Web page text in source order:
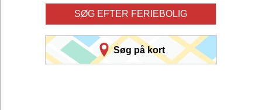
SØG EFTER FERIEBOLIG
Søg på kort